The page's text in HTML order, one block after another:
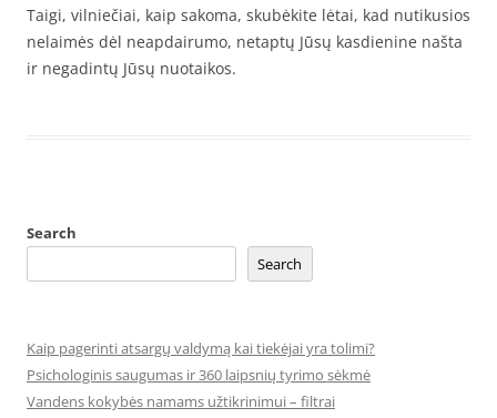
Taigi, vilniečiai, kaip sakoma, skubėkite lėtai, kad nutikusios
nelaimės dėl neapdairumo, netaptų Jūsų kasdienine našta
ir negadintų Jūsų nuotaikos.
Search
Search
Kaip pagerinti atsargų valdymą kai tiekėjai yra tolimi?
Psichologinis saugumas ir 360 laipsnių tyrimo sėkmė
Vandens kokybės namams užtikrinimui – filtrai